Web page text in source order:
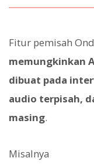
Fitur pemisah
memungkinkan
dibuat pada
audio terpisah,
masing.
Misalnya